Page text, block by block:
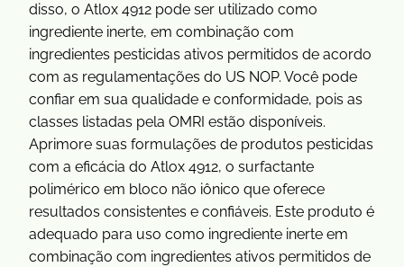
disso, o Atlox 4912 pode ser utilizado como
ingrediente inerte, em combinação com
ingredientes pesticidas ativos permitidos de acordo
com as regulamentações do US NOP. Você pode
confiar em sua qualidade e conformidade, pois as
classes listadas pela OMRI estão disponíveis.
Aprimore suas formulações de produtos pesticidas
com a eficácia do Atlox 4912, o surfactante
polimérico em bloco não iônico que oferece
resultados consistentes e confiáveis. Este produto é
adequado para uso como ingrediente inerte em
combinação com ingredientes ativos permitidos de